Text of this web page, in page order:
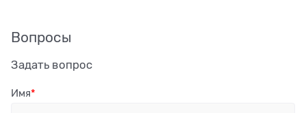
Вопросы
Задать вопрос
Имя